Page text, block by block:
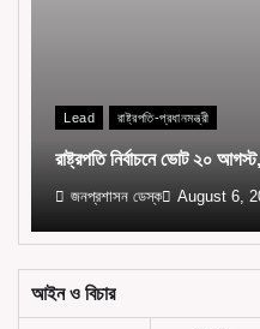
Lead রাষ্ট্রপতি-প্রধানমন্ত্রী
রাষ্ট্রপতি নির্বাচনে ভোট ২০
জনপ্রশাসন ডেস্ক August 6,
আইন ও বিচার